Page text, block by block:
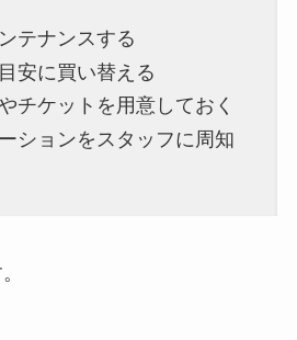
テナンスする
安に買い替える
チケットを用意しておく
ションをスタッフに周知